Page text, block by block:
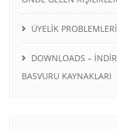
ÜYELİK
DOWNLOADS –
BASVURU KAYNAKLARI